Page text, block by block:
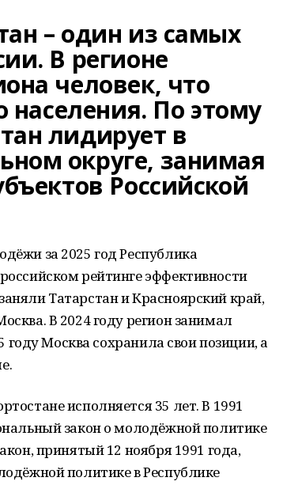
– один из самых
В регионе
человек, что
населения. По этому
лидирует в
округе, занимая
Российской
за 2025 год Республика
рейтинге эффективности
Татарстан и Красноярский край,
В 2024 году регион занимал
году Москва сохранила свои позиции, а
исполняется 35 лет. В 1991
закон о молодёжной политике
принятый 12 ноября 1991 года,
политике в Республике